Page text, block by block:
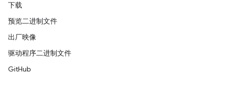
下载
预览二进制文件
出厂映像
驱动程序二进制文件
GitHub